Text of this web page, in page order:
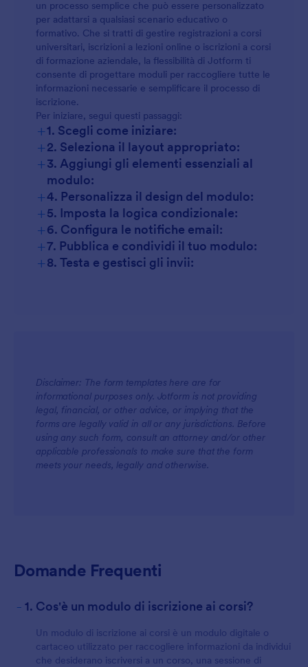
un processo semplice che può essere personalizzato
per adattarsi a qualsiasi scenario educativo o
formativo. Che si tratti di gestire registrazioni a corsi
universitari, iscrizioni a lezioni online o iscrizioni a corsi
di formazione aziendale, la flessibilità di Jotform ti
consente di progettare moduli per raccogliere tutte le
informazioni necessarie e semplificare il processo di
iscrizione.
Per iniziare, segui questi passaggi:
+1. Scegli come iniziare:
+2. Seleziona il layout appropriato:
+3. Aggiungi gli elementi essenziali al
modulo:
+4. Personalizza il design del modulo:
+5. Imposta la logica condizionale:
+6. Configura le notifiche email:
+7. Pubblica e condividi il tuo modulo:
+8. Testa e gestisci gli invii:
Disclaimer: The form templates here are for
informational purposes only. Jotform is not providing
legal, financial, or other advice, or implying that the
forms are legally valid in all or any jurisdictions. Before
using any such form, consult an attorney and/or other
applicable professionals to make sure that the form
meets your needs, legally and otherwise.
Domande Frequenti
- 1. Cos'è un modulo di iscrizione ai corsi?
Un modulo di iscrizione ai corsi è un modulo digitale o
cartaceo utilizzato per raccogliere informazioni da individui
che desiderano iscriversi a un corso, una sessione di